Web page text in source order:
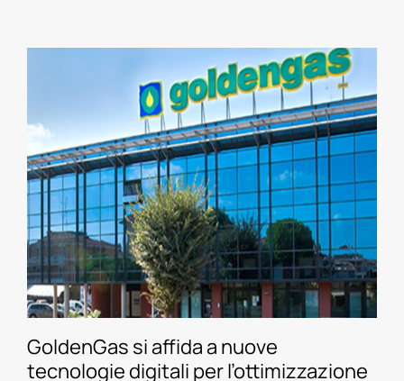
GoldenGas si affida a nuove
tecnologie digitali per l’ottimizzazione